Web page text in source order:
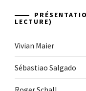
LECTURE)
Vivian Maier
Sébastiao Salgado